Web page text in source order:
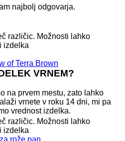
različic. Možnosti lahko
izdelka
različic. Možnosti lahko
izdelka
najbolj odgovarja.
VRNEM?
na prvem mestu, zato lahko
vrnete v roku 14 dni, mi pa
vrednost izdelka.